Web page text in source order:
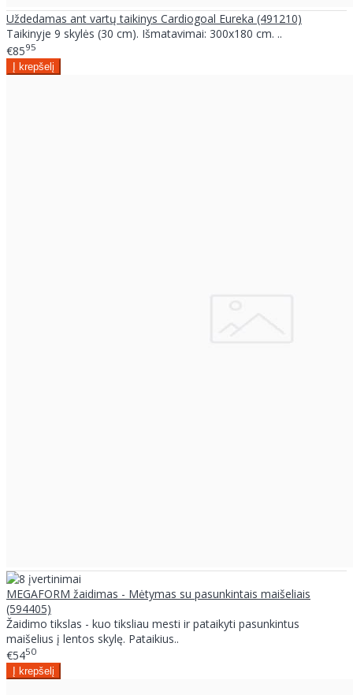
Uždedamas ant vartų taikinys Cardiogoal Eureka (491210)
Taikinyje 9 skylės (30 cm). Išmatavimai: 300x180 cm. ..
€8595
MEGAFORM žaidimas - Mėtymas su pasunkintais maišeliais
(594405)
Žaidimo tikslas - kuo tiksliau mesti ir pataikyti pasunkintus
maišelius į lentos skylę. Pataikius..
€5450